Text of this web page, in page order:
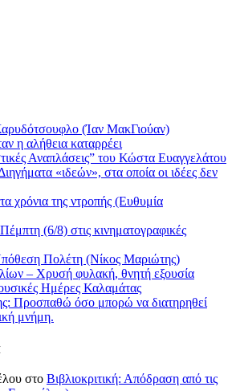
(Ίαν ΜακΓιούαν)
η αλήθεια καταρρέει
Αναπλάσεις” του Κώστα Ευαγγελάτου
«ιδεών», στα οποία οι ιδέες δεν
χρόνια της ντροπής (Ευθυμία
(6/8) στις κινηματογραφικές
Πολέτη (Νίκος Μαριώτης)
– Χρυσή φυλακή, θνητή εξουσία
Ημέρες Καλαμάτας
Προσπαθώ όσο μπορώ να διατηρηθεί
μνήμη.
στο Βιβλιοκριτική: Απόδραση από τις